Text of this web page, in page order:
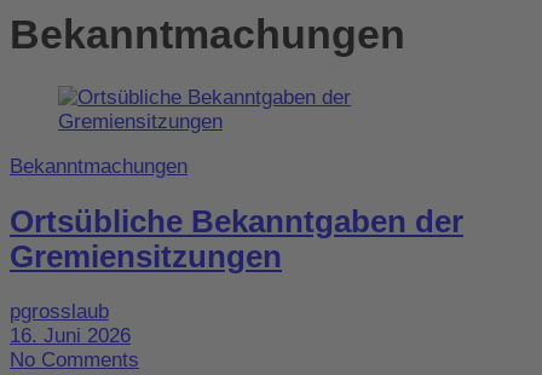
Bekanntmachungen
Bekanntmachungen
Ortsübliche Bekanntgaben der
Gremiensitzungen
pgrosslaub
16. Juni 2026
No Comments